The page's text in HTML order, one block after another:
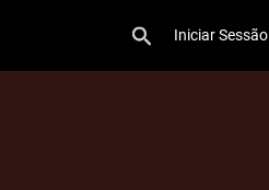
Iniciar Sessão